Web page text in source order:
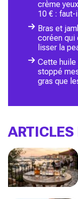
crème
10 € : faut-
Bras et
coréen qui
lisser la
Cette huile
stoppé
gras que
ARTICLES